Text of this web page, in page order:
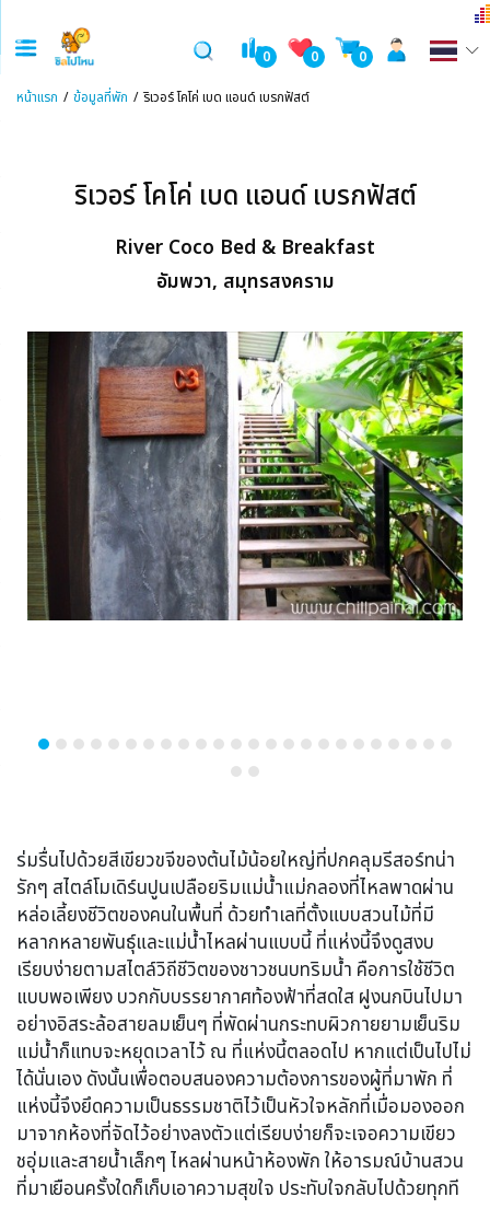
0 0 0
หน้าแรก ข้อมูลที่พัก ริเวอร์ โคโค่ เบด แอนด์ เบรกฟัสต์
ริเวอร์ โคโค่ เบด แอนด์ เบรกฟัสต์
River Coco Bed & Breakfast
อัมพวา, สมุทรสงคราม
ร่มรื่นไปด้วยสีเขียวขจีของต้นไม้น้อยใหญ่ที่ปกคลุมรีสอร์ทน่า
รักๆ สไตล์โมเดิร์นปูนเปลือยริมแม่น้ำแม่กลองที่ไหลพาดผ่าน
หล่อเลี้ยงชีวิตของคนในพื้นที่ ด้วยทำเลที่ตั้งแบบสวนไม้ที่มี
หลากหลายพันธุ์และแม่น้ำไหลผ่านแบบนี้ ที่แห่งนี้จึงดูสงบ
เรียบง่ายตามสไตล์วิถีชีวิตของชาวชนบทริมน้ำ คือการใช้ชีวิต
แบบพอเพียง บวกกับบรรยากาศท้องฟ้าที่สดใส ฝูงนกบินไปมา
อย่างอิสระล้อสายลมเย็นๆ ที่พัดผ่านกระทบผิวกายยามเย็นริม
แม่น้ำก็แทบจะหยุดเวลาไว้ ณ ที่แห่งนี้ตลอดไป หากแต่เป็นไปไม่
ได้นั่นเอง ดังนั้นเพื่อตอบสนองความต้องการของผู้ที่มาพัก ที่
แห่งนี้จึงยึดความเป็นธรรมชาติไว้เป็นหัวใจหลักที่เมื่อมองออก
มาจากห้องที่จัดไว้อย่างลงตัวแต่เรียบง่ายก็จะเจอความเขียว
ชอุ่มและสายน้ำเล็กๆ ไหลผ่านหน้าห้องพัก ให้อารมณ์บ้านสวน
ที่มาเยือนครั้งใดก็เก็บเอาความสุขใจ ประทับใจกลับไปด้วยทุกที